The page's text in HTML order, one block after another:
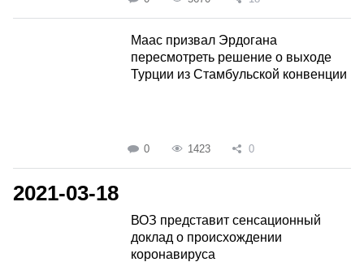
Маас призвал Эрдогана
пересмотреть решение о выходе
Турции из Стамбульской конвенции
0 1423 0
2021-03-18
ВОЗ представит сенсационный
доклад о происхождении
коронавируса